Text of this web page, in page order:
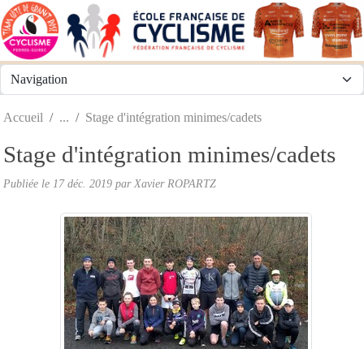
Accueil Stage d'intégration minimes/cadets
Stage d'intégration minimes/cadets
Publiée le 17 déc. 2019 par Xavier ROPARTZ
Panneau de gestion des cookies